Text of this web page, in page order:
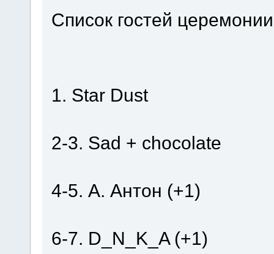
Список гостей
1. Star Dust
2-3. Sad + chocolate
4-5. А. Антон (+1)
6-7. D_N_K_A (+1)